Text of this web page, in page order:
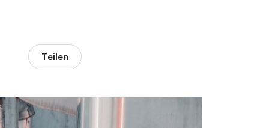
Teilen